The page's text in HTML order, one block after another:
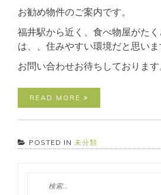
お勧め物件のご案内です。
福井駅から近く、食べ物屋がた
は、、住みやすい環境だと思いま
お問い合わせお待ちしております
READ MORE
POSTED IN 未分類